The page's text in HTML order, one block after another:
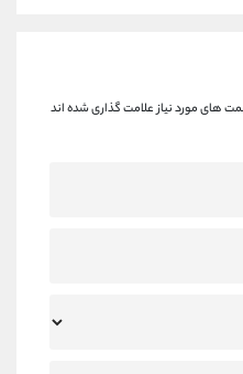
های مورد نیاز علامت گذاری شده اند